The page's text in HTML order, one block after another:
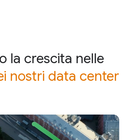
la crescita nelle
nostri data center